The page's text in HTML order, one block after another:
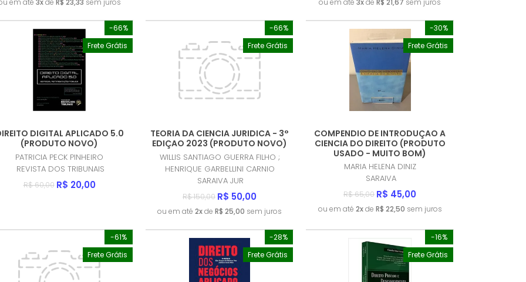
em até 3xde R$ 23,33 sem juros ou em até 3xde R$ 21,67 sem juros
-66%
Frete Grátis
DIGITAL APLICADO 5.0
(PRODUTO NOVO)
PATRICIA PECK PINHEIRO
REVISTA DOS TRIBUNAIS
R$ 60,00 R$ 20,00
-66%
Frete Grátis
TEORIA DA CIENCIA JURIDICA - 3°
EDIÇAO 2023 (PRODUTO NOVO)
WILLIS SANTIAGO GUERRA FILHO ;
HENRIQUE GARBELLINI CARNIO
SARAIVA JUR
R$ 150,00 R$ 50,00
ou em até 2xde R$ 25,00 sem juros
-30%
Frete Grátis
COMPENDIO DE INTRODUÇAO A
CIENCIA DO DIREITO (PRODUTO
USADO - MUITO BOM)
MARIA HELENA DINIZ
SARAIVA
R$ 65,00 R$ 45,00
ou em até 2xde R$ 22,50 sem juros
-61%
Frete Grátis
-28%
Frete Grátis
-16%
Frete Grátis